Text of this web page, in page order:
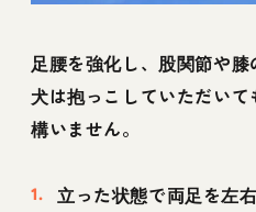
足腰を強化し、股関節や
犬は抱っこしていただい
構いません。
立った状態で両足を左